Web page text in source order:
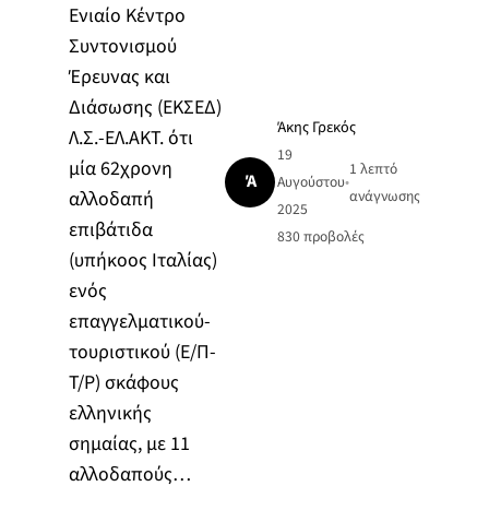
Ενιαίο Κέντρο
Συντονισμού
Έρευνας και
Διάσωσης (ΕΚΣΕΔ)
Λ.Σ.-ΕΛ.ΑΚΤ. ότι
μία 62χρονη
αλλοδαπή
επιβάτιδα
(υπήκοος Ιταλίας)
ενός
επαγγελματικού-
τουριστικού (Ε/Π-
Τ/Ρ) σκάφους
ελληνικής
σημαίας, με 11
αλλοδαπούς…
Ά
Άκης Γρεκός
19
Αυγούστου
2025
•
1 λεπτό
ανάγνωσης
830προβολές